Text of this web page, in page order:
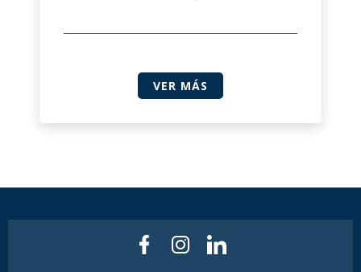
VER MÁS